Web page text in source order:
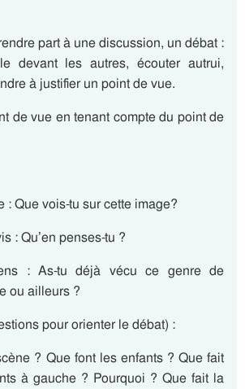
part à une discussion, un débat :
devant les autres, écouter autrui,
à justifier un point de vue.
de vue en tenant compte du point de
: Que vois-tu sur cette image?
: Qu’en penses-tu ?
: As-tu déjà vécu ce genre de
ou ailleurs ?
pour orienter le débat) :
? Que font les enfants ? Que fait
à gauche ? Pourquoi ? Que fait la